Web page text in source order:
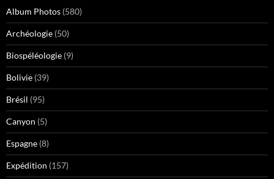
Album Photos (580)
Archéologie (50)
Biospéléologie (9)
Bolivie (39)
Brésil (95)
Canyon (5)
Espagne (8)
Expédition (157)